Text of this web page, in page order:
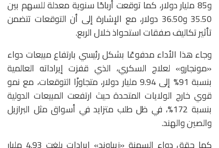
و85 مليار دولار، كما توقعت أرباحًا سنوية معدلة للسهم بين
35.50 و36.50 دولار، مع الإشارة إلى أن التوقعات تتضمن
تأثير تكاليف صفقات استحواذ خلال الربع.
وجاء هذا الأداء مدفوعًا بشكل رئيسي بارتفاع مبيعات دواء
«مونجارو» لعلاج السكري، الذي قفزت إيراداته العالمية
بنسبة 91% إلى 9.94 مليار دولار، متجاوزًا التوقعات، مع نمو
قوي خارج الولايات المتحدة حيث ارتفعت المبيعات الدولية
بنسبة 172%، في ظل طلب متزايد في أسواق مثل البرازيل
والصين والهند.